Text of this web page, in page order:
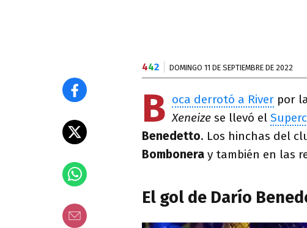
442 DOMINGO 11 DE SEPTIEMBRE DE 2022
B oca derrotó a River por
Xeneize se llevó el
Benedetto. Los hinchas del
Bombonera y también en las
El gol de Darío